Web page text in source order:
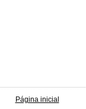
Página inicial